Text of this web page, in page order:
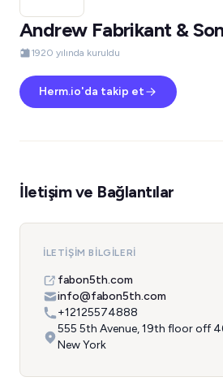
Andrew Fabrikant &
1920 yılında kuruldu
Herm.io'da takip et
İletişim ve Bağlantılar
İLETIŞIM BILGILERI
fabon5th.com
info@fabon5th.com
+12125574888
555 5th Avenue, 19th floor off
New York